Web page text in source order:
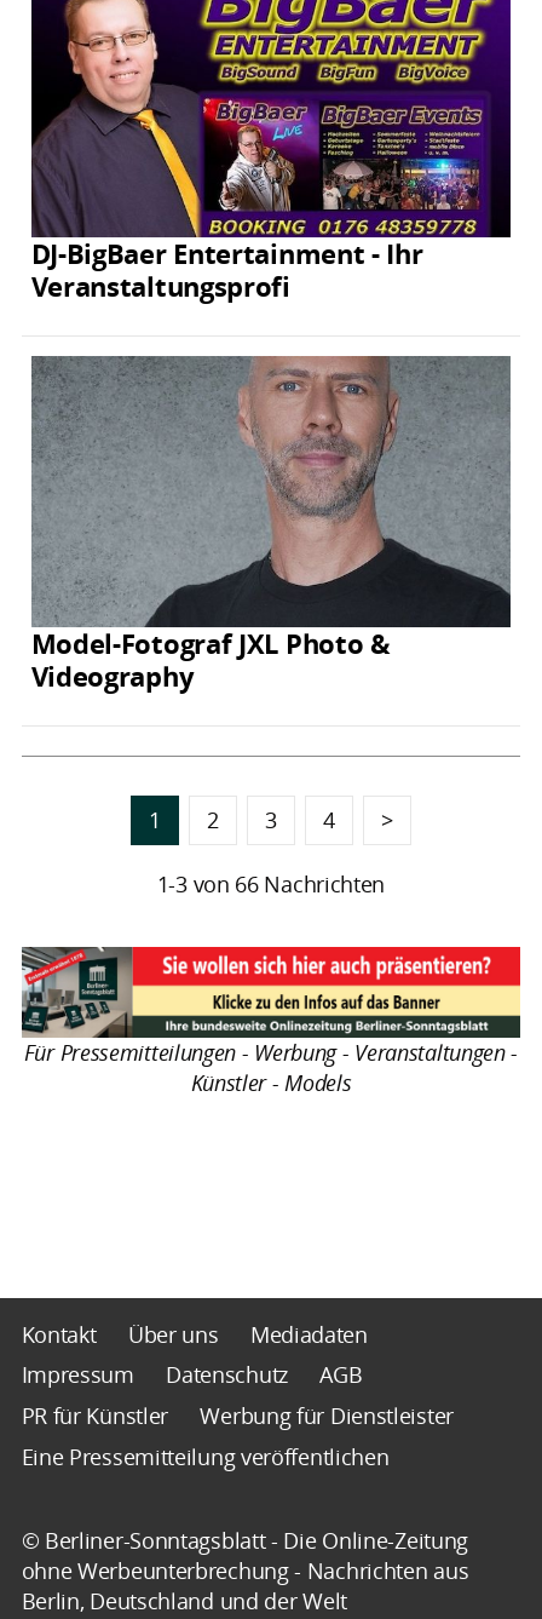
DJ-BigBaer Entertainment - Ihr
Veranstaltungsprofi
Model-Fotograf JXL Photo &
Videography
1 2 3 4 >
1-3 von 66 Nachrichten
Für Pressemitteilungen - Werbung - Veranstaltungen -
Künstler - Models
Kontakt Über uns
Mediadaten
Impressum
Datenschutz
AGB
PR für Künstler
Werbung für Dienstleister
Eine Pressemitteilung veröffentlichen
© Berliner-Sonntagsblatt - Die Online-Zeitung
ohne Werbeunterbrechung - Nachrichten aus
Berlin, Deutschland und der Welt